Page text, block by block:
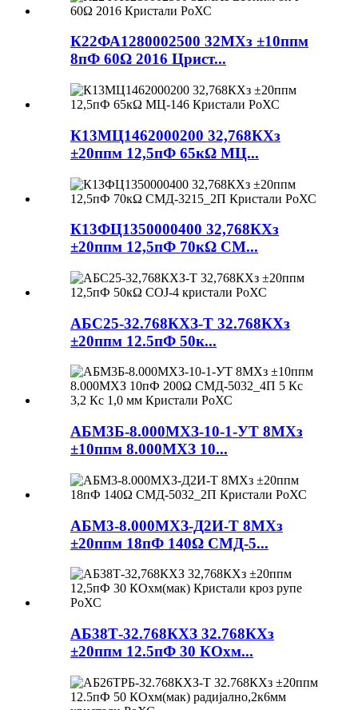
К22ФА1280002500 32МХз ±10ппм
8пФ 60Ω 2016 Црист...
К13МЦ1462000200 32,768КХз
±20ппм 12,5пФ 65кΩ МЦ...
К13ФЦ1350000400 32,768КХз
±20ппм 12,5пФ 70кΩ СМ...
АБС25-32.768КХЗ-Т 32.768КХз
±20ппм 12.5пФ 50к...
АБМ3Б-8.000МХЗ-10-1-УТ 8МХз
±10ппм 8.000МХЗ 10...
АБМ3-8.000МХЗ-Д2И-Т 8МХз
±20ппм 18пФ 140Ω СМД-5...
АБ38Т-32.768КХЗ 32.768КХз
±20ппм 12.5пФ 30 КОхм...